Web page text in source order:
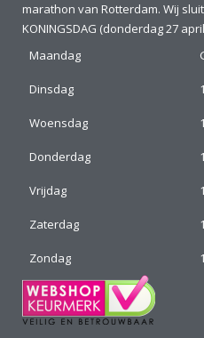
marathon van Rotterdam. Wij
KONINGSDAG (donderdag 27
Maandag
Dinsdag
Woensdag
Donderdag
Vrijdag
Zaterdag
Zondag